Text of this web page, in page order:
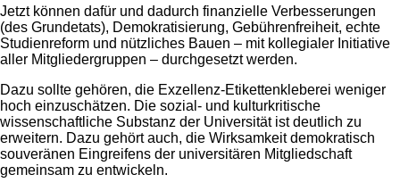
Jetzt können dafür und dadurch finanzielle Verbesserungen
(des Grundetats), Demokratisierung, Gebührenfreiheit, echte
Studienreform und nützliches Bauen – mit kollegialer Initiative
aller Mitgliedergruppen – durchgesetzt werden.
Dazu sollte gehören, die Exzellenz-Etikettenkleberei weniger
hoch einzuschätzen. Die sozial- und kulturkritische
wissenschaftliche Substanz der Universität ist deutlich zu
erweitern. Dazu gehört auch, die Wirksamkeit demokratisch
souveränen Eingreifens der universitären Mitgliedschaft
gemeinsam zu entwickeln.